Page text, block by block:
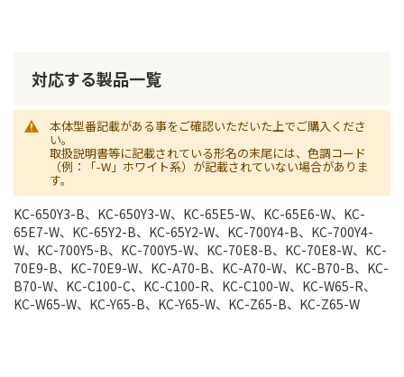
対応する製品一覧
本体型番記載がある事をご確認いただいた上でご購入くださ
い。
取扱説明書等に記載されている形名の末尾には、色調コード
（例：「-W」ホワイト系）が記載されていない場合がありま
す。
KC-650Y3-B、KC-650Y3-W、KC-65E5-W、KC-65E6-W、KC-
65E7-W、KC-65Y2-B、KC-65Y2-W、KC-700Y4-B、KC-700Y4-
W、KC-700Y5-B、KC-700Y5-W、KC-70E8-B、KC-70E8-W、KC-
70E9-B、KC-70E9-W、KC-A70-B、KC-A70-W、KC-B70-B、KC-
B70-W、KC-C100-C、KC-C100-R、KC-C100-W、KC-W65-R、
KC-W65-W、KC-Y65-B、KC-Y65-W、KC-Z65-B、KC-Z65-W